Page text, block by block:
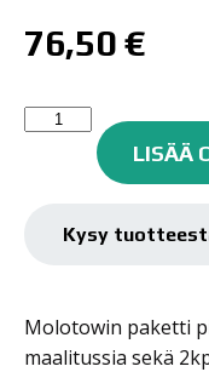
76,50 €
Molotow
ONE4ALL
maalitussisarja
20KPL
2mm
määrä
LISÄÄ
Kysy
Molotowin paketti
maalitussia sekä